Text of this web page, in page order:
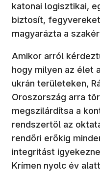
katonai logisztikai,
biztosít,
magyarázta a
Amikor arról
hogy milyen az élet
ukrán területeken,
Oroszország arra
megszilárdítsa a
rendszertől az
rendőri erőkig
integritást
Krímen nyolc év